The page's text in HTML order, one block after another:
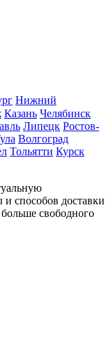
Нижний
Казань Челябинск
Липецк Ростов-
Волгоград
Тольятти Курск
способов доставки
свободного